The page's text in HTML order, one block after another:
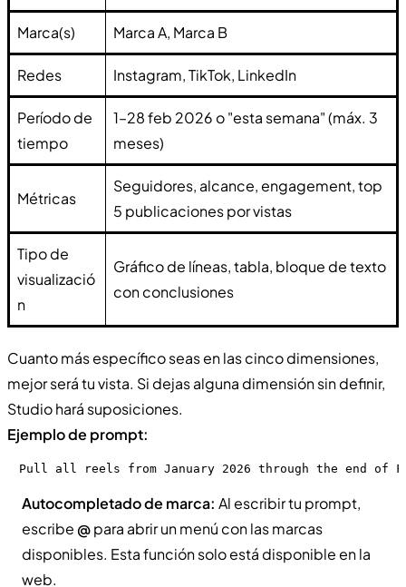
Marca(s) Marca A, Marca B
Redes Instagram, TikTok, LinkedIn
Período de
tiempo
1–28 feb 2026 o "esta semana" (máx. 3
meses)
Métricas
Seguidores, alcance, engagement, top
5 publicaciones por vistas
Tipo de
visualizació
n
Gráfico de líneas, tabla, bloque de texto
con conclusiones
Cuanto más específico seas en las cinco dimensiones,
mejor será tu vista. Si dejas alguna dimensión sin definir,
Studio hará suposiciones.
Ejemplo de prompt:
Pull all reels from January 2026 through the end of
Autocompletado de marca: Al escribir tu prompt,
escribe@para abrir un menú con las marcas
disponibles. Esta función solo está disponible en la
web.